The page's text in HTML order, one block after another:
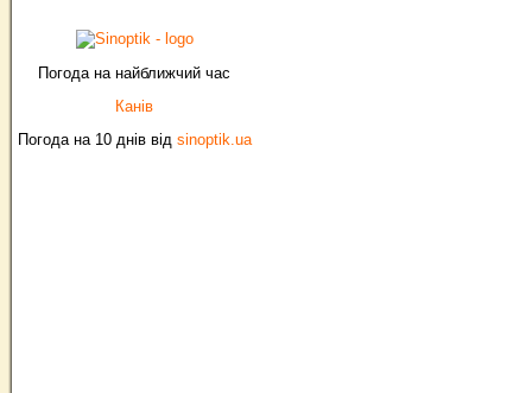
Погода на найближчий час
Канів
Погода на 10 днів від sinoptik.ua